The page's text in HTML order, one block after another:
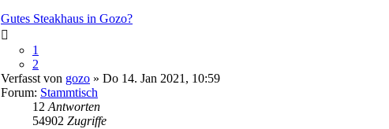
Gutes Steakhaus in Gozo?
1
2
Verfasst von gozo » Do 14. Jan 2021, 10:59
Forum: Stammtisch
12Antworten
54902 Zugriffe